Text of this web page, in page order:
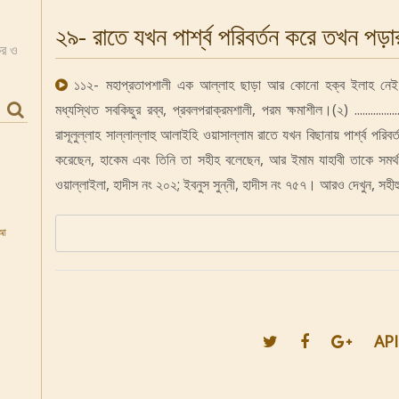
ও
২৯- রাতে যখন পার্শ্ব পরিবর্তন করে তখন
১১২- মহাপ্রতাপশালী এক আল্লাহ ছাড়া আর কোনো হক্ব ইলাহ
মধ্যস্থিত সবকিছুর রব্ব, প্রবলপরাক্রমশালী, পরম ক্ষমাশীল।(২)
রাসূলুল্লাহ সাল্লাল্লাহু আলাইহি ওয়াসাল্লাম রাতে যখন বিছানায় পার্শ্ব
করেছেন, হাকেম এবং তিনি তা সহীহ বলেছেন, আর ইমাম যাহাবী তাকে
ওয়াল্লাইলা, হাদীস নং ২০২; ইবনুস সুন্নী, হাদীস নং ৭৫৭। আরও দেখুন,
API